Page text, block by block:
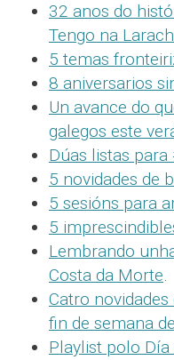
32 anos do
Tengo na
5 temas
8 aniversarios
Un avance do
galegos este
Dúas listas para
5 novidades de
5 sesións para
5
Lembrando
Costa da Morte.
Catro
fin de semana
Playlist polo Día